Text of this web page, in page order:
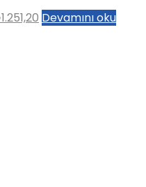
1.251,20 Şu
Devamını oku